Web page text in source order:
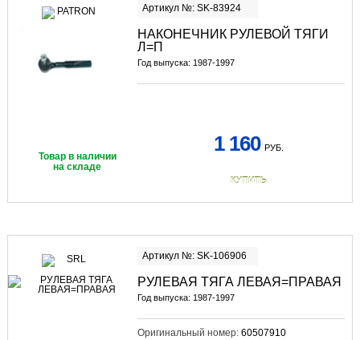
Артикул №: SK-83924
НАКОНЕЧНИК РУЛЕВОЙ ТЯГИ
Л=П
Год выпуска: 1987-1997
Товар в наличии
на складе
1 160 РУБ.
КУПИТЬ
Артикул №: SK-106906
РУЛЕВАЯ ТЯГА ЛЕВАЯ=ПРАВАЯ
Год выпуска: 1987-1997
Оригинальный номер: 60507910